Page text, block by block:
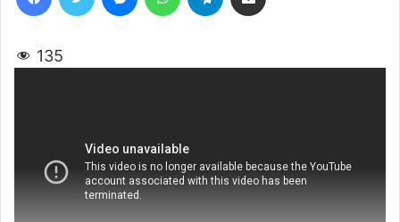
135